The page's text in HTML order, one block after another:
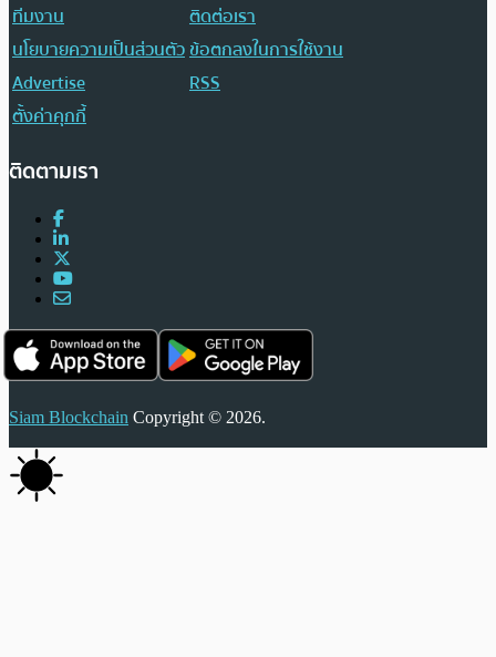
ทีมงาน
ติดต่อเรา
นโยบายความเป็นส่วนตัวข้อตกลงในการใช้งาน
Advertise
RSS
ตั้งค่าคุกกี้
ติดตามเรา
Siam Blockchain Copyright © 2026.